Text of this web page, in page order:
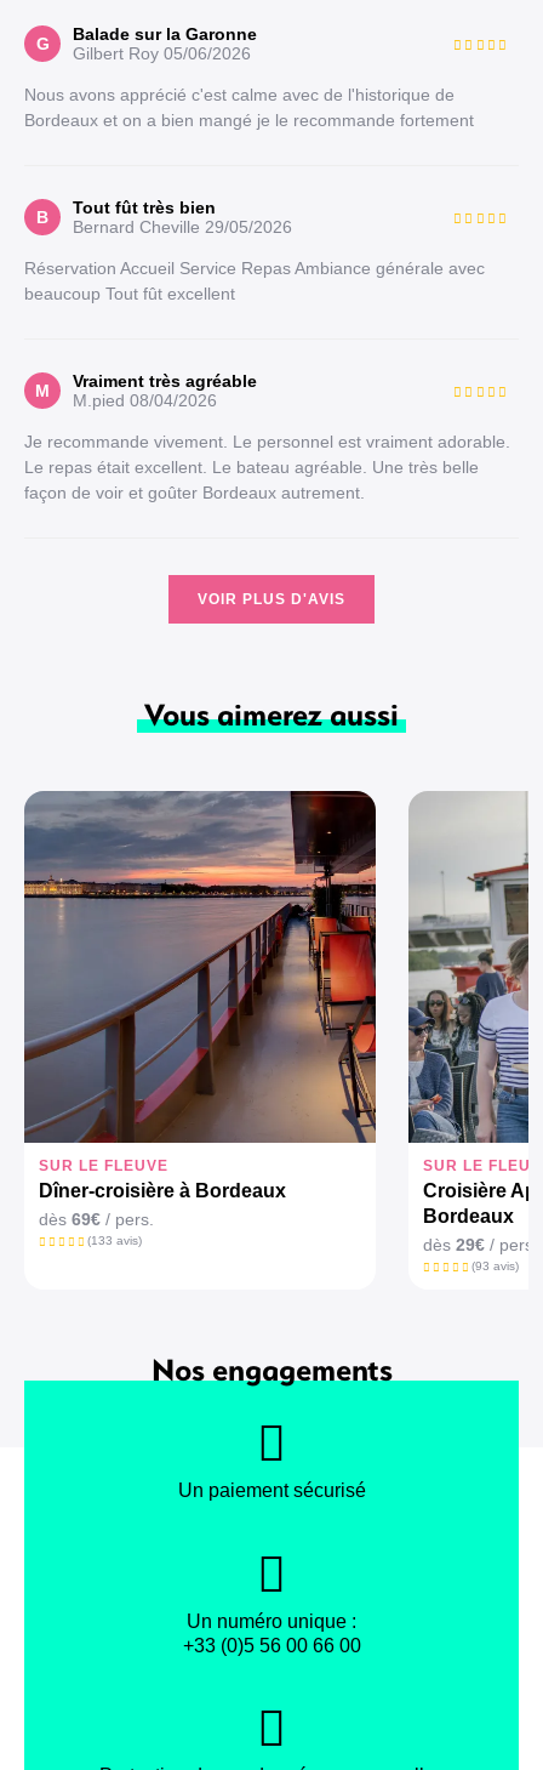
G
Balade sur la Garonne
Gilbert Roy 05/06/2026
Nous avons apprécié c'est calme avec de l'historique de
Bordeaux et on a bien mangé je le recommande fortement
B
Tout fût très bien
Bernard Cheville 29/05/2026
Réservation Accueil Service Repas Ambiance générale avec
beaucoup Tout fût excellent
M
Vraiment très agréable
M.pied 08/04/2026
Je recommande vivement. Le personnel est vraiment adorable.
Le repas était excellent. Le bateau agréable. Une très belle
façon de voir et goûter Bordeaux autrement.
VOIR PLUS D'AVIS
Vous aimerez aussi
SUR LE FLEUVE
Dîner-croisière à Bordeaux
dès 69€ / pers.
(133 avis)
SUR LE
Croisière
Bordeaux
dès29€ / pers.
(93 avis)
Nos engagements
Un paiement sécurisé
Un numéro unique :
+33 (0)5 56 00 66 00